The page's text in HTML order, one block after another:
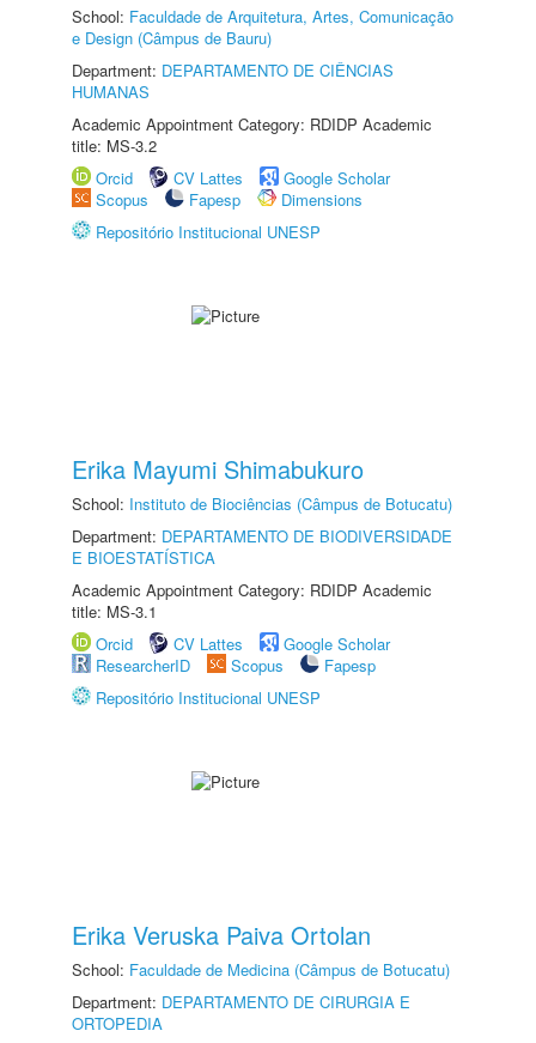
School: Faculdade de Arquitetura, Artes, Comunicação
e Design (Câmpus de Bauru)
Department: DEPARTAMENTO DE CIÊNCIAS
HUMANAS
Academic Appointment Category: RDIDP Academic
title: MS-3.2
Orcid
CV Lattes
Google Scholar
Scopus
Fapesp
Dimensions
Repositório Institucional UNESP
Erika Mayumi Shimabukuro
School: Instituto de Biociências (Câmpus de Botucatu)
Department: DEPARTAMENTO DE BIODIVERSIDADE
E BIOESTATÍSTICA
Academic Appointment Category: RDIDP Academic
title: MS-3.1
Orcid
CV Lattes
Google Scholar
ResearcherID
Scopus
Fapesp
Repositório Institucional UNESP
Erika Veruska Paiva Ortolan
School: Faculdade de Medicina (Câmpus de Botucatu)
Department: DEPARTAMENTO DE CIRURGIA E
ORTOPEDIA